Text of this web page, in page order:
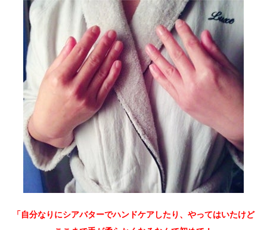
「自分なりにシアバターでハンドケアしたり、やってはいたけど